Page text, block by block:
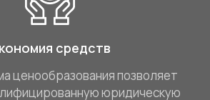
средств
ценообразования позволяет
юридическую